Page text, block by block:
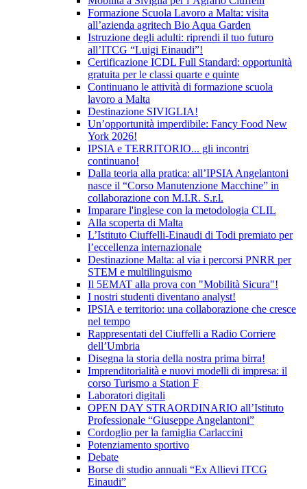
Formazione Scuola Lavoro a Malta: visita
all’azienda agritech Bio Aqua Garden
Istruzione degli adulti: riprendi il tuo futuro
all’ITCG “Luigi Einaudi”!
Certificazione ICDL Full Standard: opportunità
gratuita per le classi quarte e quinte
Continuano le attività di formazione scuola
lavoro a Malta
Destinazione SIVIGLIA!
Un’opportunità imperdibile: Fancy Food New
York 2026!
IPSIA e TERRITORIO... gli incontri
continuano!
Dalla teoria alla pratica: all’IPSIA Angelantoni
nasce il “Corso Manutenzione Macchine” in
collaborazione con M.I.R. S.r.l.
Imparare l'inglese con la metodologia CLIL
Alla scoperta di Malta
L’Istituto Ciuffelli-Einaudi di Todi premiato per
l’eccellenza internazionale
Destinazione Malta: al via i percorsi PNRR per
STEM e multilinguismo
Il 5EMAT alla prova con "Mobilità Sicura"!
I nostri studenti diventano analyst!
IPSIA e territorio: una collaborazione che cresce
nel tempo
Rappresentati del Ciuffelli a Radio Corriere
dell’Umbria
Disegna la storia della nostra prima birra!
Imprenditorialità e nuovi modelli di impresa: il
corso Turismo a Station F
Laboratori digitali
OPEN DAY STRAORDINARIO all’Istituto
Professionale “Giuseppe Angelantoni”
Cordoglio per la famiglia Carlaccini
Potenziamento sportivo
Debate
Borse di studio annuali “Ex Allievi ITCG
Einaudi”